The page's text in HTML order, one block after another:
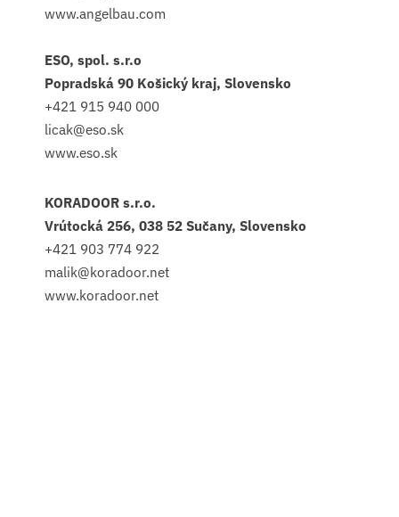
www.angelbau.com
ESO, spol. s.r.o
Popradská 90 Košický kraj, Slovensko
+421 915 940 000
licak@eso.sk
www.eso.sk
KORADOOR s.r.o.
Vrútocká 256, 038 52 Sučany, Slovensko
+421 903 774 922
malik@koradoor.net
www.koradoor.net